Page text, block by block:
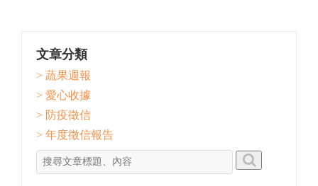
文章分類
> 蔬果週報
> 愛心收據
> 防疫徵信
> 年度徵信報告